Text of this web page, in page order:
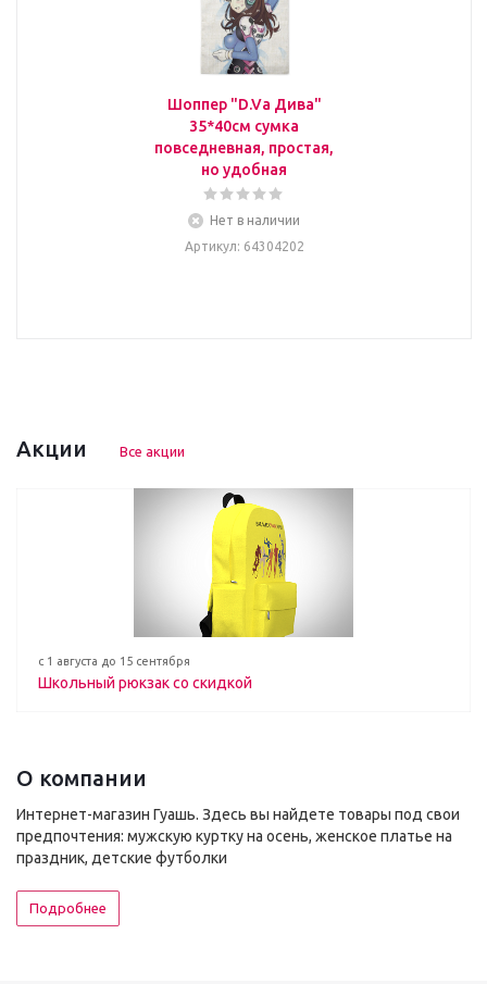
Шоппер "D.Va Дива"
35*40см сумка
повседневная, простая,
но удобная
Нет в наличии
Артикул: 64304202
Акции Все акции
с 1 августа до 15 сентября
Школьный рюкзак со скидкой
О компании
Интернет-магазин Гуашь. Здесь вы найдете товары под свои
предпочтения: мужскую куртку на осень, женское платье на
праздник, детские футболки
Подробнее